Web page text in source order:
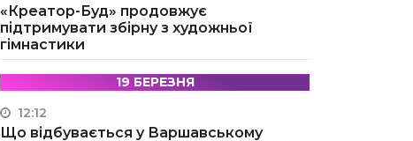
«Креатор-Буд» продовжує
підтримувати збірну з художньої
гімнастики
19 БЕРЕЗНЯ
12:12
Що відбувається у Варшавському